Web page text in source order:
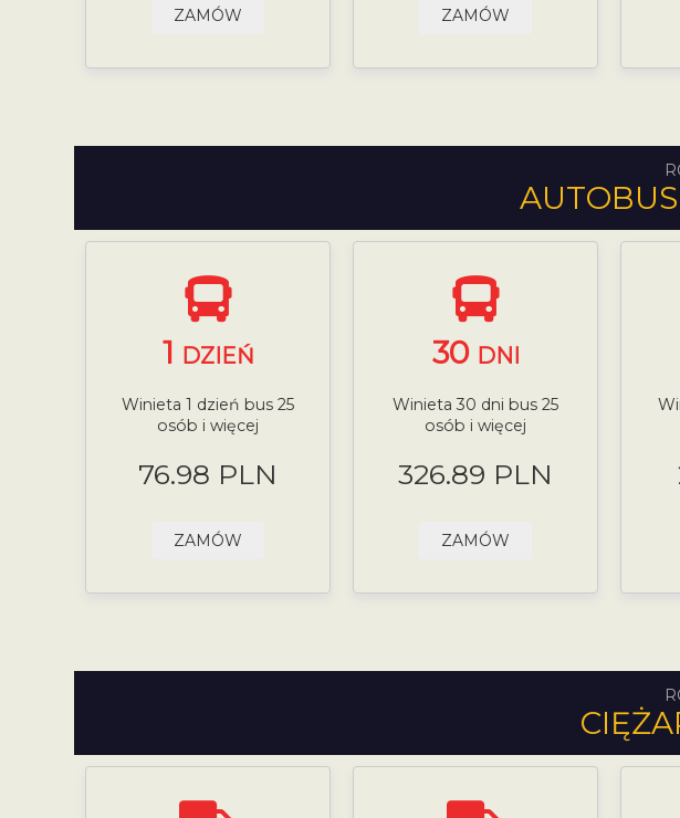
ZAMÓW ZAMÓW
1 DZIEŃ
Winieta 1 dzień bus 25
osób i więcej
76.98 PLN
ZAMÓW
30 DNI
Winieta 30 dni bus 25
osób i więcej
326.89 PLN
ZAMÓW